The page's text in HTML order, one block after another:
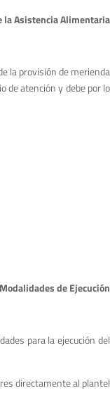
la Asistencia Alimentaria
la provisión de merienda
de atención y debe por lo
Modalidades de Ejecución
para la ejecución del
directamente al plantel